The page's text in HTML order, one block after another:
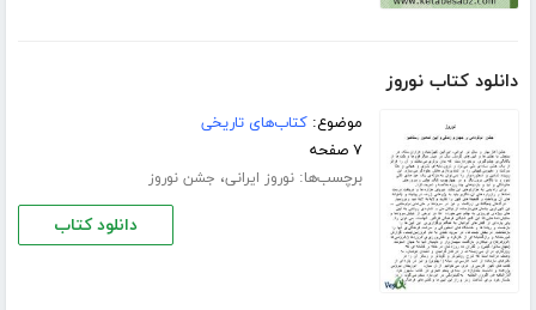
دانلود کتاب نوروز
موضوع:کتاب‌های تاریخی
۷ صفحه
برچسب‌ها:نوروز ایرانی، جشن نوروز
دانلود کتاب